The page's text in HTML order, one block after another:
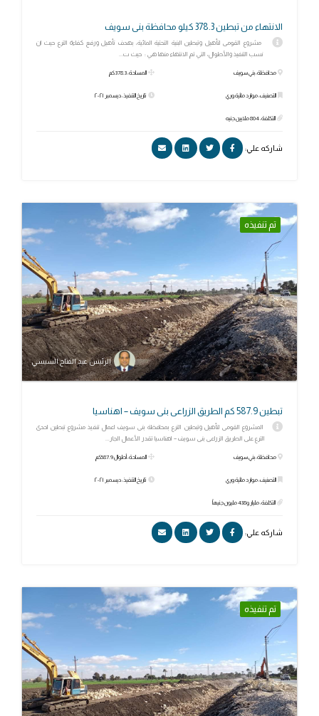
الانتهاء من تبطين 378.3 كيلو محافظة بنى سويف
مشروع القومى لتأهيل وتبطين البنية التحتية المائية، بهدف تأهيل ورفع كفاءة الترع حيث ان
نسب التنفيذ والأطوال، التي تم الانتهاء منها هي : حيث ت...
محافظة: بني سويف
التصنيف: موارد مائية وري
التكلفة: 804 ملايين جنيه
المساحة: 378.3 كم
تاريخ التنفيذ: ديسمبر ٢٠٢١
شاركه علي:
تم تنفيذه
الرئيس عبد الفتاح السيسي
تبطين 587.9 كم الطريق الزراعى بنى سويف – اهناسيا
المشروع القومى لتأهيل وتبطين الترع بمحافظة بنى سويف اعمال تنفيذ مشروع تبطين احدى
الترع على الطريق الزراعى بنى سويف – اهناسيا تقدر الأعمال الجار...
محافظة: بني سويف
التصنيف: موارد مائية وري
التكلفة: مليار و438 مليون جنيهاً
المساحة: أطوال 587.9كم
تاريخ التنفيذ: ديسمبر ٢٠٢١
شاركه علي:
تم تنفيذه